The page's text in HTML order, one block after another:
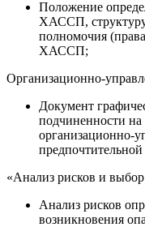
Положение
ХАССП,
полномочия
ХАССП;
Организационно-
Документ
подчиненности на
организационно-
«Анализ рисков и
Анализ рисков
возникновения